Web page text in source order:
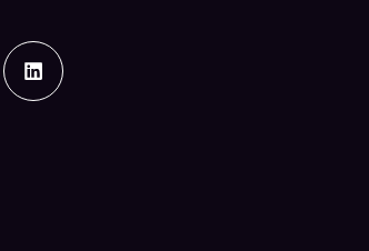
Linkedin